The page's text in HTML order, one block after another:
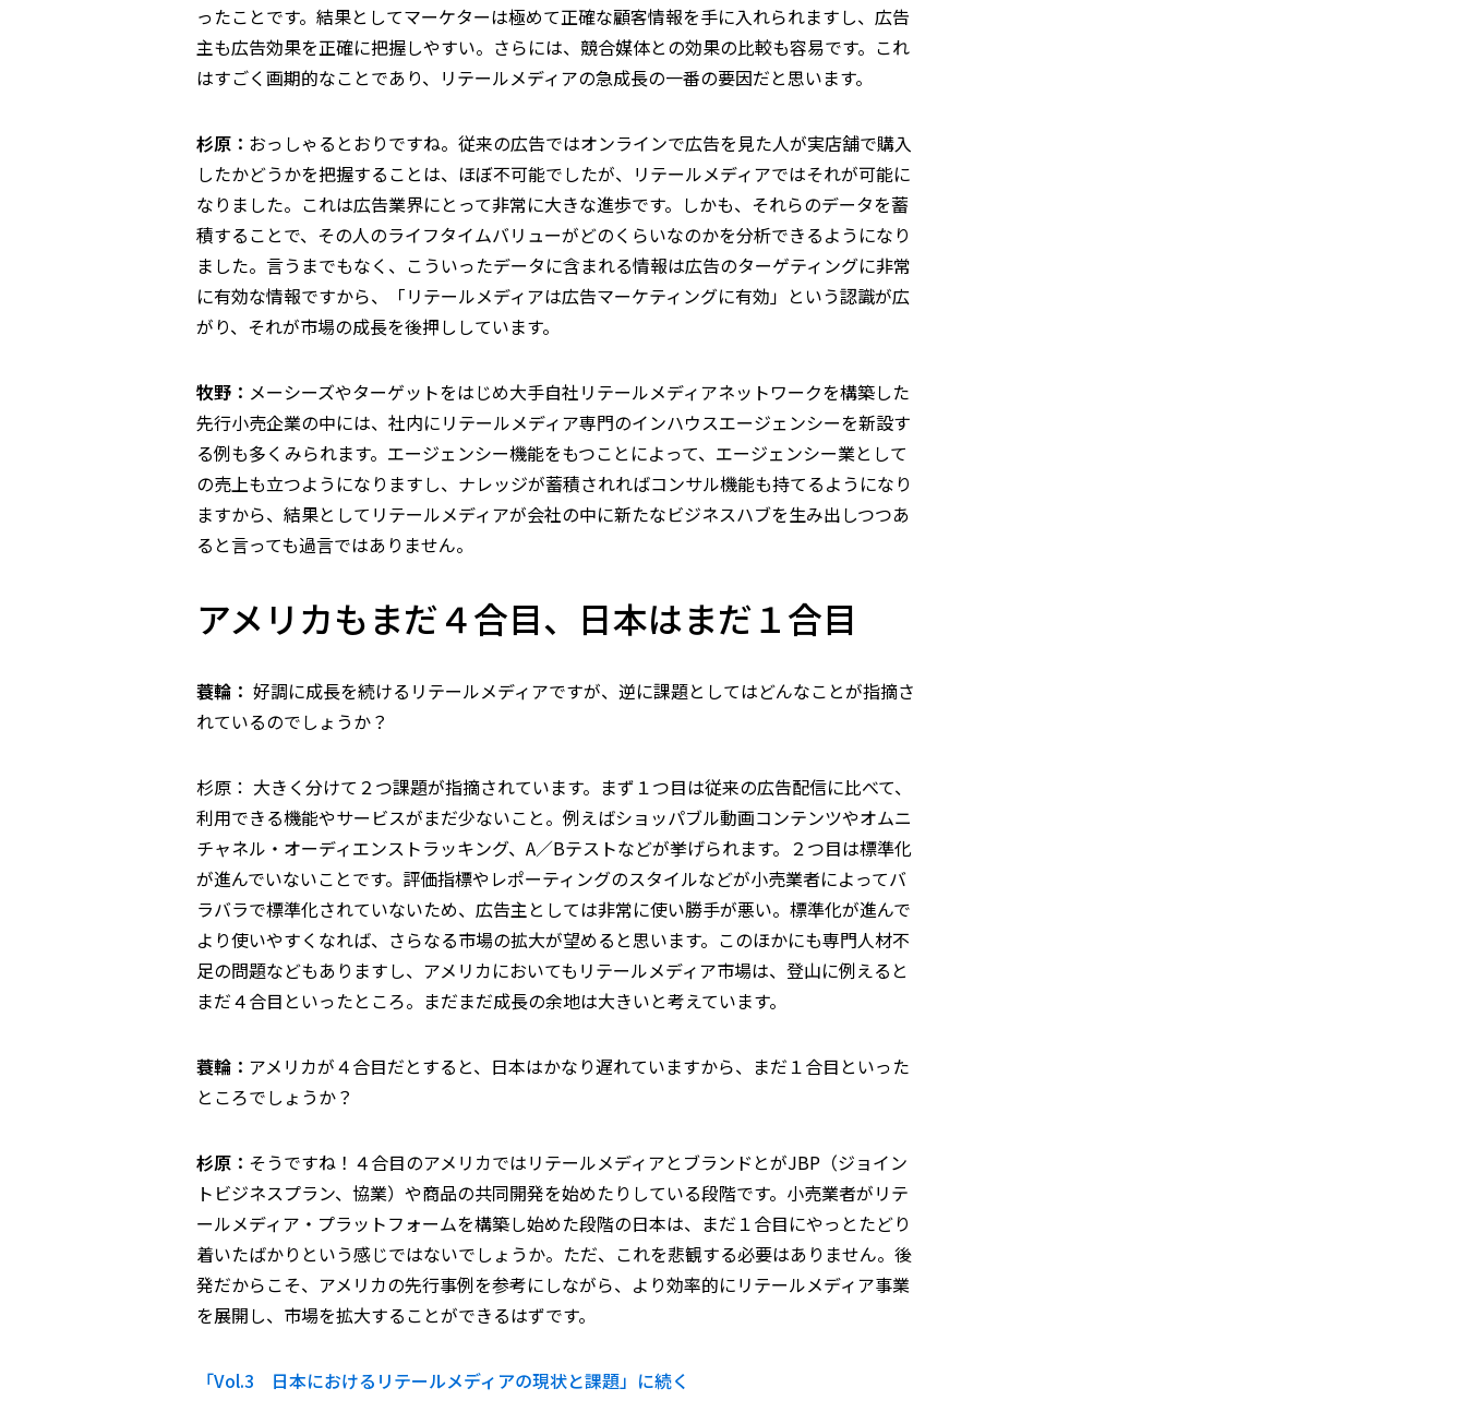
ったことです。結果としてマーケターは極めて正確な顧客情報を手に入れられますし、広告
主も広告効果を正確に把握しやすい。さらには、競合媒体との効果の比較も容易です。これ
はすごく画期的なことであり、リテールメディアの急成長の一番の要因だと思います。
杉原： おっしゃるとおりですね。従来の広告ではオンラインで広告を見た人が実店舗で購入
したかどうかを把握することは、ほぼ不可能でしたが、リテールメディアではそれが可能に
なりました。これは広告業界にとって非常に大きな進歩です。しかも、それらのデータを蓄
積することで、その人のライフタイムバリューがどのくらいなのかを分析できるようになり
ました。言うまでもなく、こういったデータに含まれる情報は広告のターゲティングに非常
に有効な情報ですから、「リテールメディアは広告マーケティングに有効」という認識が広
がり、それが市場の成長を後押ししています。
牧野： メーシーズやターゲットをはじめ大手自社リテールメディアネットワークを構築した
先行小売企業の中には、社内にリテールメディア専門のインハウスエージェンシーを新設す
る例も多くみられます。エージェンシー機能をもつことによって、エージェンシー業として
の売上も立つようになりますし、ナレッジが蓄積されればコンサル機能も持てるようになり
ますから、結果としてリテールメディアが会社の中に新たなビジネスハブを生み出しつつあ
ると言っても過言ではありません。
アメリカもまだ４合目、日本はまだ１合目
蓑輪： 好調に成長を続けるリテールメディアですが、逆に課題としてはどんなことが指摘さ
れているのでしょうか？
杉原： 大きく分けて２つ課題が指摘されています。まず１つ目は従来の広告配信に比べて、
利用できる機能やサービスがまだ少ないこと。例えばショッパブル動画コンテンツやオムニ
チャネル・オーディエンストラッキング、A／Bテストなどが挙げられます。２つ目は標準化
が進んでいないことです。評価指標やレポーティングのスタイルなどが小売業者によってバ
ラバラで標準化されていないため、広告主としては非常に使い勝手が悪い。標準化が進んで
より使いやすくなれば、さらなる市場の拡大が望めると思います。このほかにも専門人材不
足の問題などもありますし、アメリカにおいてもリテールメディア市場は、登山に例えると
まだ４合目といったところ。まだまだ成長の余地は大きいと考えています。
蓑輪： アメリカが４合目だとすると、日本はかなり遅れていますから、まだ１合目といった
ところでしょうか？
杉原： そうですね！４合目のアメリカではリテールメディアとブランドとがJBP（ジョイン
トビジネスプラン、協業）や商品の共同開発を始めたりしている段階です。小売業者がリテ
ールメディア・プラットフォームを構築し始めた段階の日本は、まだ１合目にやっとたどり
着いたばかりという感じではないでしょうか。ただ、これを悲観する必要はありません。後
発だからこそ、アメリカの先行事例を参考にしながら、より効率的にリテールメディア事業
を展開し、市場を拡大することができるはずです。
「Vol.3 日本におけるリテールメディアの現状と課題」に続く